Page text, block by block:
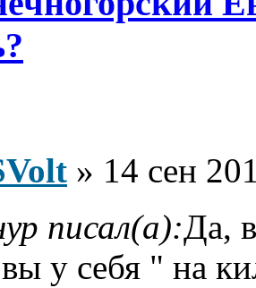
» 14 сен
писал(а):Да,
у себя " на